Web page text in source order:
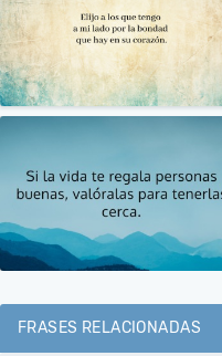
FRASES RELACIONADAS